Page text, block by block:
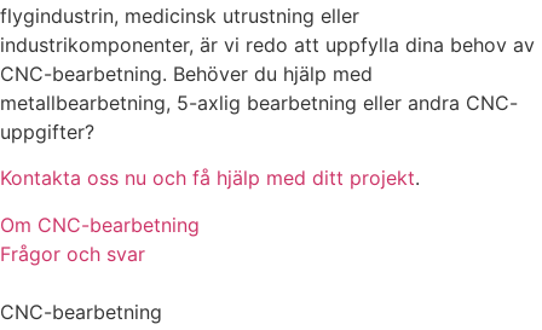
flygindustrin, medicinsk utrustning eller
industrikomponenter, är vi redo att uppfylla dina behov av
CNC-bearbetning. Behöver du hjälp med
metallbearbetning, 5-axlig bearbetning eller andra CNC-
uppgifter?
Kontakta oss nu och få hjälp med ditt projekt.
Om CNC-bearbetning
Frågor och svar
CNC-bearbetning